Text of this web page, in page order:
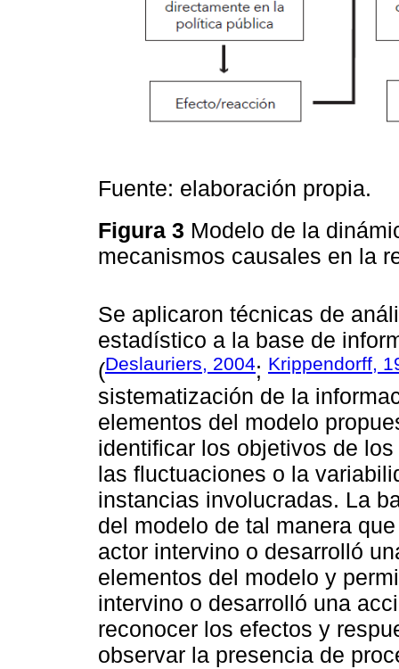
Fuente: elaboración propia.
Figura 3 Modelo de la
mecanismos causales en la
Se aplicaron técnicas de
estadístico a la base de
(Deslauriers, 2004; Krippendorff,
sistematización de la
elementos del modelo
identificar los objetivos de
las fluctuaciones o la
instancias involucradas. La
del modelo de tal manera
actor intervino o desarrolló
elementos del modelo y
intervino o desarrolló una
reconocer los efectos y
observar la presencia de